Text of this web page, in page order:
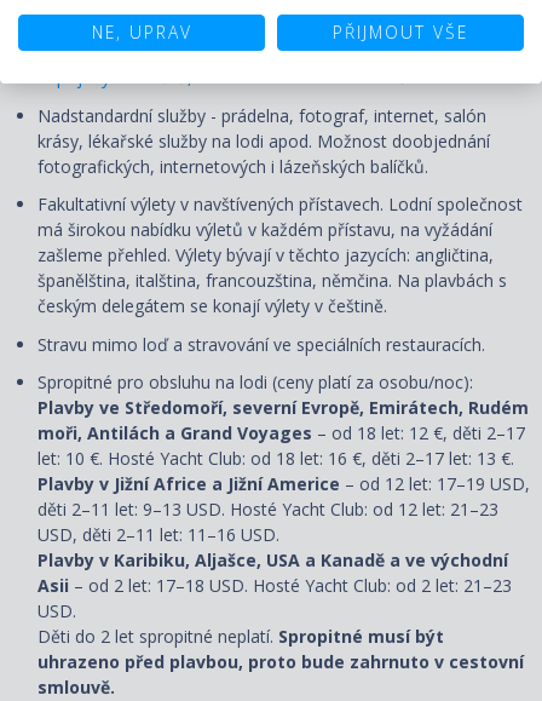
Služby českého průvodce či delegáta
Nápoje, které nejsou obsaženy v ceně.Možnost doobjednání
Nadstandardní služby - prádelna, fotograf, internet, salón
krásy, lékařské služby na lodi apod. Možnost doobjednání
fotografických, internetových i lázeňských balíčků.
Fakultativní výlety v navštívených přístavech. Lodní společnost
má širokou nabídku výletů v každém přístavu, na vyžádání
zašleme přehled. Výlety bývají v těchto jazycích: angličtina,
španělština, italština, francouzština, němčina. Na plavbách s
českým delegátem se konají výlety v češtině.
Stravu mimo loď a stravování ve speciálních restauracích.
Spropitné pro obsluhu na lodi (ceny platí za osobu/noc):
Plavby ve Středomoří, severní Evropě, Emirátech, Rudém
moři, Antilách a Grand Voyages – od 18 let: 12 €, děti 2–17
let: 10 €. Hosté Yacht Club: od 18 let: 16 €, děti 2–17 let: 13 €.
Plavby v Jižní Africe a Jižní Americe – od 12 let: 17–19 USD,
děti 2–11 let: 9–13 USD. Hosté Yacht Club: od 12 let: 21–23
USD, děti 2–11 let: 11–16 USD.
Plavby v Karibiku, Aljašce, USA a Kanadě a ve východní
Asii – od 2 let: 17–18 USD. Hosté Yacht Club: od 2 let: 21–23
USD.
Děti do 2 let spropitné neplatí. Spropitné musí být
uhrazeno před plavbou, proto bude zahrnuto v cestovní
smlouvě.
NE, UPRAV PŘIJMOUT VŠE